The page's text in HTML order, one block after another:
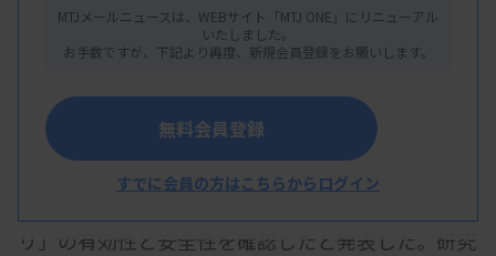
慶應義塾大学医学部などの研究グループは7月2
日、探索的医師主導治験（多施設共同ランダム化比
リ」の有効性と安全性を確認したと発表した。研究
MTJメールニュースは、WEBサイト「MTJ ONE」にリニューアル
いたしました。
お手数ですが、下記より再度、新規会員登録をお願いします。
無料会員登録
すでに会員の方はこちらからログイン